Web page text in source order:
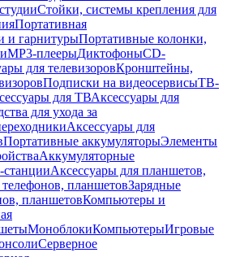
Стойки, системы крепления для
Портативная
и гарнитурыПортативные колонки,
MP3-плеерыДиктофоныCD-
для телевизоровКронштейны,
Подписки на видеосервисыТВ-
для ТВАксессуары для
для ухода за
Аксессуары для
Портативные аккумуляторыЭлементы
Аккумуляторные
станцииАксессуары для планшетов,
планшетовЗарядные
планшетовКомпьютеры и
МоноблокиКомпьютерыИгровые
Серверное